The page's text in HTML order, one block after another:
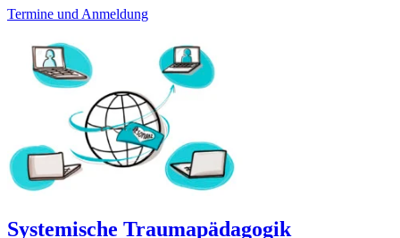
Termine und Anmeldung
Systemische Traumapädagogik